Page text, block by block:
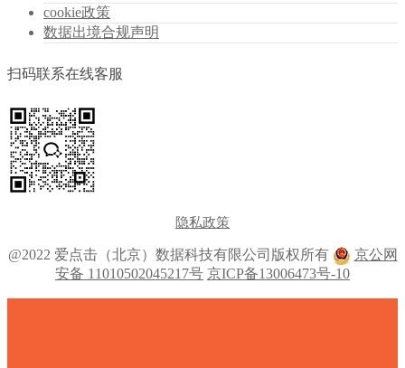
cookie政策
数据出境合规声明
扫码联系在线客服
隐私政策
@2022 爱点击（北京）数据科技有限公司版权所有
京公网
安备 11010502045217号 京ICP备13006473号-10